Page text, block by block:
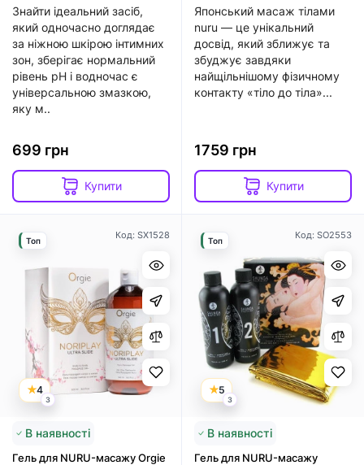
Знайти ідеальний засіб,
який одночасно доглядає
за ніжною шкірою інтимних
зон, зберігає нормальний
рівень рН і водночас є
універсальною змазкою,
яку м..
699 грн
Купити
Японський масаж тілами
nuru — це унікальний
досвід, який зближує та
збуджує завдяки
найщільнішому фізичному
контакту «тіло до тіла»...
1759 грн
Купити
Код: SX1528
4
3
Топ
В наявності
Гель для NURU-масажу Orgie
Код: SO2553
5
3
Топ
В наявності
Гель для NURU-масажу